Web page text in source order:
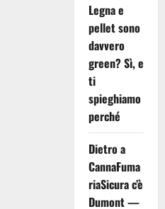
Legna e
pellet sono
davvero
green? Sì, e
ti
spieghiamo
perché
Dietro a
CannaFuma
riaSicura c’è
Dumont —